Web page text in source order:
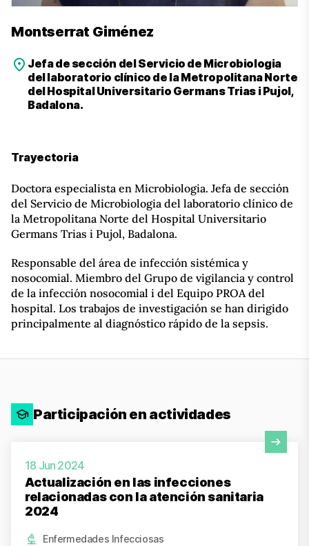
Montserrat Giménez
Jefa de sección del Servicio de Microbiologia
del laboratorio clínico de la Metropolitana Norte
del Hospital Universitario Germans Trias i Pujol,
Badalona.
Trayectoria
Doctora especialista en Microbiologia. Jefa de sección
del Servicio de Microbiologia del laboratorio clínico de
la Metropolitana Norte del Hospital Universitario
Germans Trias i Pujol, Badalona.
Responsable del área de infección sistémica y
nosocomial. Miembro del Grupo de vigilancia y control
de la infección nosocomial i del Equipo PROA del
hospital. Los trabajos de investigación se han dirigido
principalmente al diagnóstico rápido de la sepsis.
Participación en actividades
18 Jun 2024
Actualización en las infecciones
relacionadas con la atención sanitaria
2024
Enfermedades Infecciosas